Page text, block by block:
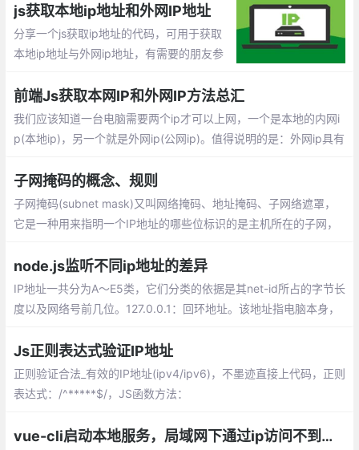
js获取本地ip地址和外网IP地址
分享一个js获取ip地址的代码，可用于获取
本地ip地址与外网ip地址，有需要的朋友参
取客户端IP的方法基本都是通过三方接口。
也就是调用别人写好的接口。
前端Js获取本网IP和外网IP方法总汇
我们应该知道一台电脑需要两个ip才可以上网，一个是本地的内网i
p(本地ip)，另一个就是外网ip(公网ip)。值得说明的是：外网ip具有
子网掩码的概念、规则
子网掩码(subnet mask)又叫网络掩码、地址掩码、子网络遮罩，
它是一种用来指明一个IP地址的哪些位标识的是主机所在的子网，
的规则
node.js监听不同ip地址的差异
IP地址一共分为A～E5类，它们分类的依据是其net-id所占的字节长
度以及网络号前几位。127.0.0.1：回环地址。该地址指电脑本身，
数据，则数据包不会出现在网络传输过程中。
Js正则表达式验证IP地址
正则验证合法_有效的IP地址(ipv4/ipv6)，不墨迹直接上代码，正则
表达式：/^*****$/，JS函数方法：
vue-cli启动本地服务，局域网下通过ip访问不到的原因